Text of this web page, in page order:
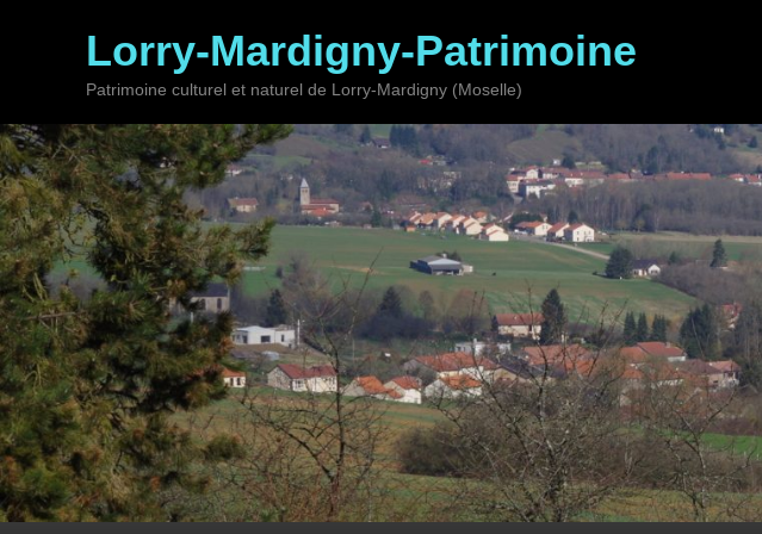
Lorry-Mardigny-Patrimoine
Patrimoine culturel et naturel de Lorry-Mardigny (Moselle)